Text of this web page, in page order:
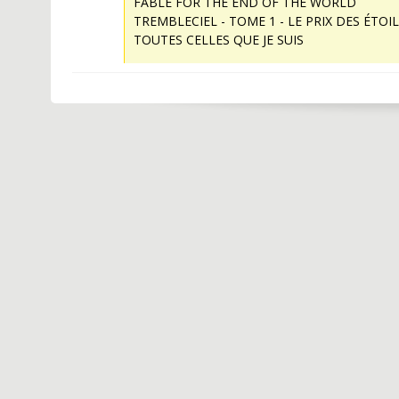
TREMBLECIEL - TOME 1 - LE PRIX DES
TOUTES CELLES QUE JE SUIS